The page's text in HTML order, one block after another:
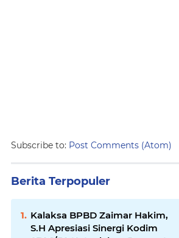
Subscribe to: Post Comments (Atom)
Berita Terpopuler
Kalaksa BPBD Zaimar Hakim,
S.H Apresiasi Sinergi Kodim